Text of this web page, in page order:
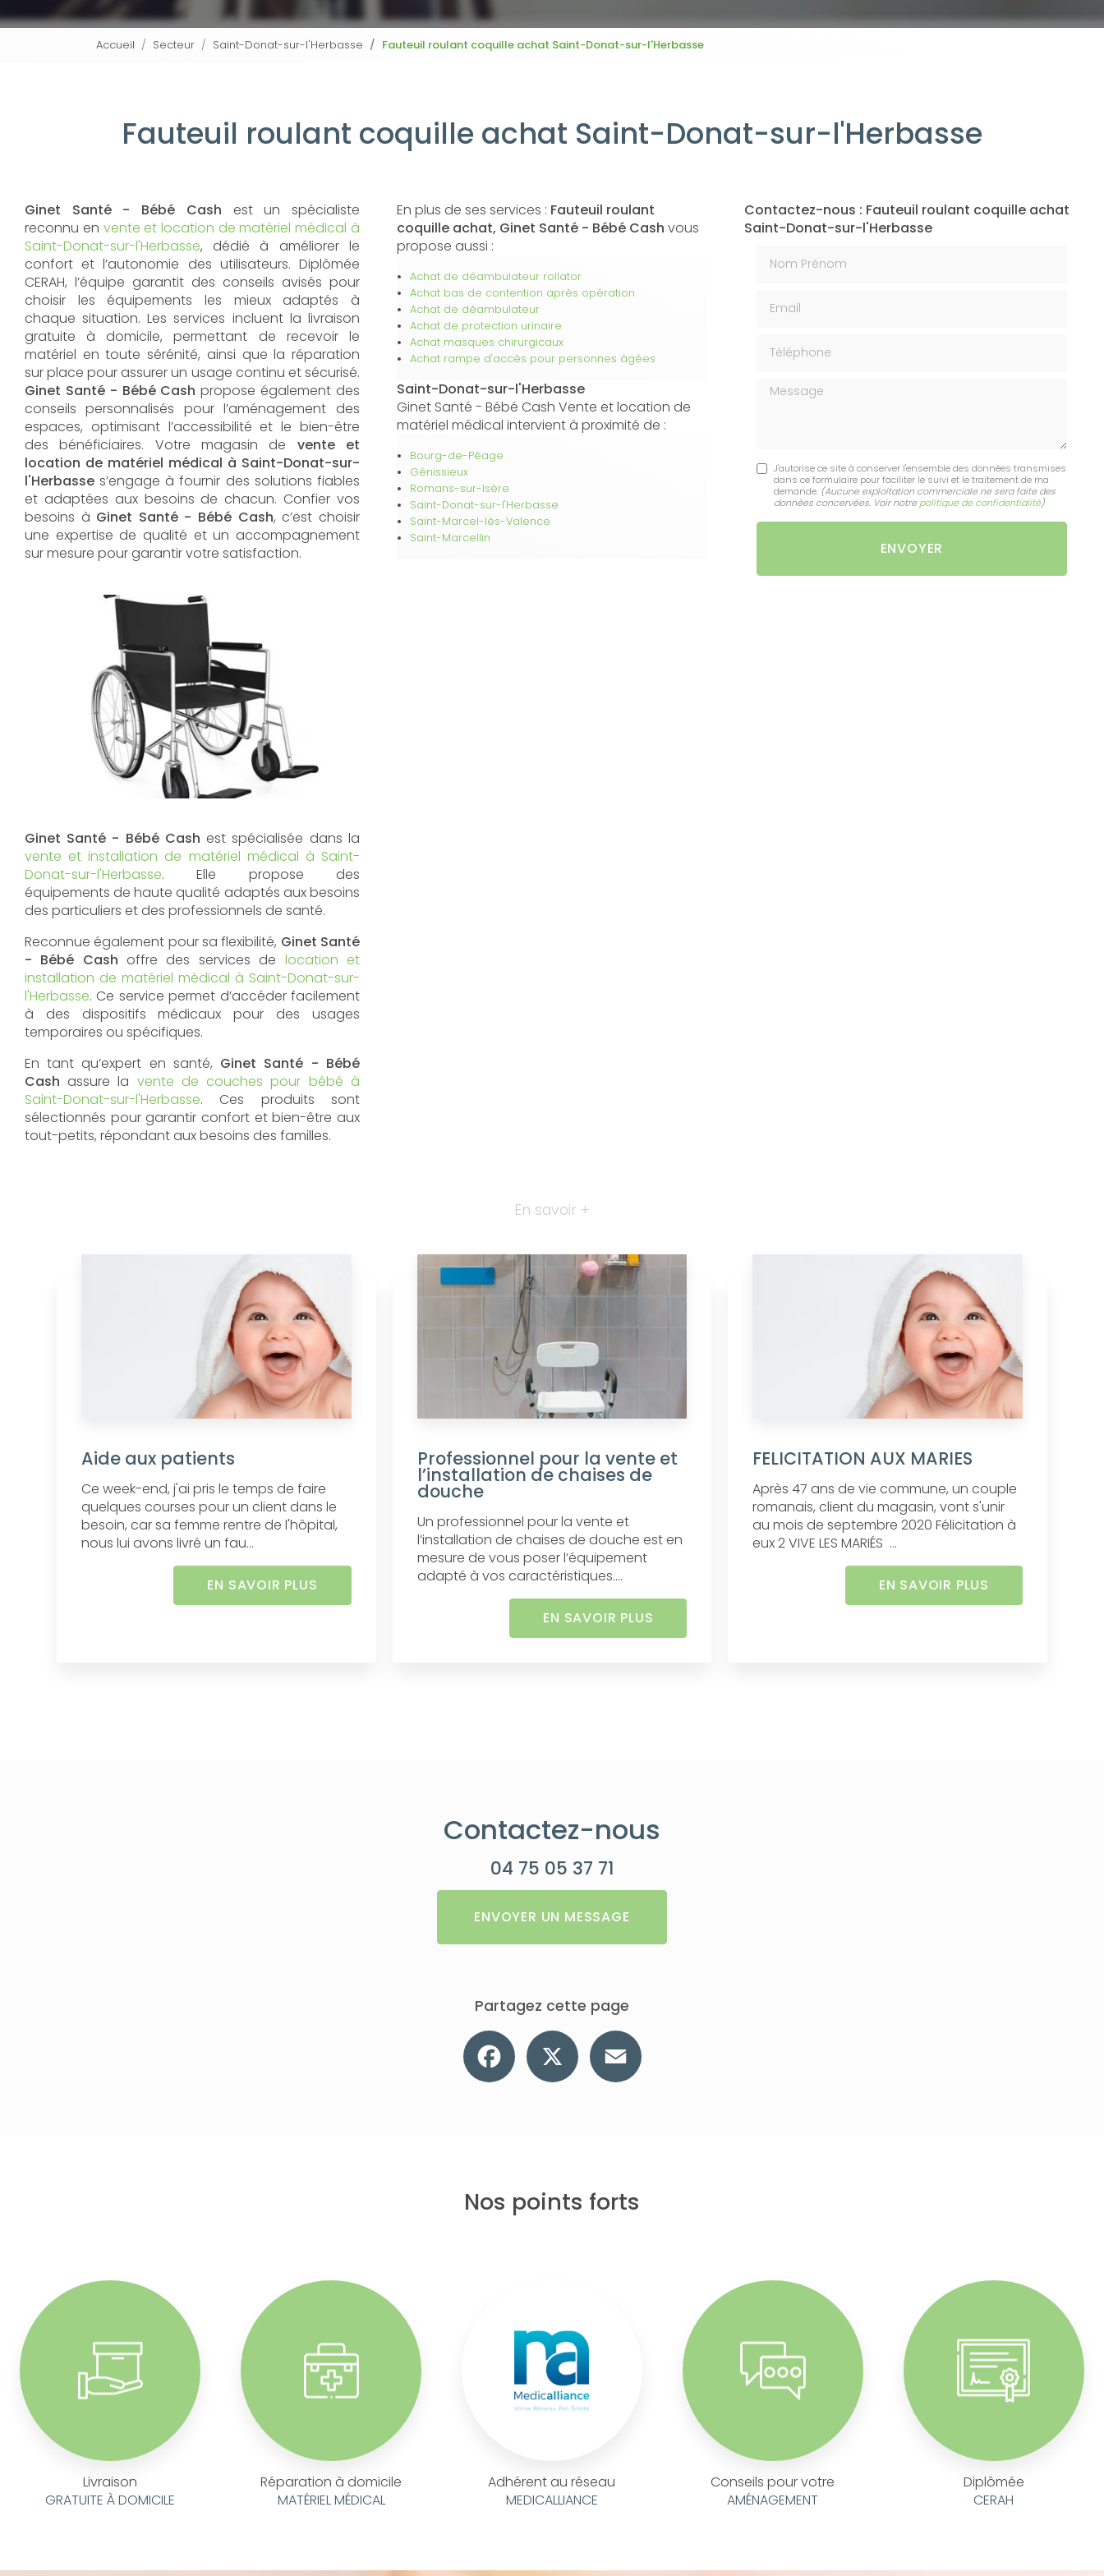
Accueil Secteur Saint-Donat-sur-l'Herbasse Fauteuil roulant coquille achat Saint-Donat-sur-l'Herbasse
Fauteuil roulant coquille achat Saint-Donat-sur-l'Herbasse
Ginet Santé - Bébé Cash est un spécialiste
reconnu en vente et location de matériel médical à
Saint-Donat-sur-l'Herbasse, dédié à améliorer le
confort et l’autonomie des utilisateurs. Diplômée
CERAH, l’équipe garantit des conseils avisés pour
choisir les équipements les mieux adaptés à
chaque situation. Les services incluent la livraison
gratuite à domicile, permettant de recevoir le
matériel en toute sérénité, ainsi que la réparation
sur place pour assurer un usage continu et sécurisé.
Ginet Santé - Bébé Cash propose également des
conseils personnalisés pour l’aménagement des
espaces, optimisant l’accessibilité et le bien-être
des bénéficiaires. Votre magasin de vente et
location de matériel médical à Saint-Donat-sur-
l'Herbasse s’engage à fournir des solutions fiables
et adaptées aux besoins de chacun. Confier vos
besoins à Ginet Santé - Bébé Cash, c’est choisir
une expertise de qualité et un accompagnement
sur mesure pour garantir votre satisfaction.
Ginet Santé - Bébé Cash est spécialisée dans la
vente et installation de matériel médical à Saint-
Donat-sur-l'Herbasse. Elle propose des
équipements de haute qualité adaptés aux besoins
des particuliers et des professionnels de santé.
Reconnue également pour sa flexibilité, Ginet Santé
- Bébé Cash offre des services de location et
installation de matériel médical à Saint-Donat-sur-
l'Herbasse. Ce service permet d’accéder facilement
à des dispositifs médicaux pour des usages
temporaires ou spécifiques.
En tant qu’expert en santé, Ginet Santé - Bébé
Cash assure la vente de couches pour bébé à
Saint-Donat-sur-l'Herbasse. Ces produits sont
sélectionnés pour garantir confort et bien-être aux
tout-petits, répondant aux besoins des familles.
En plus de ses services : Fauteuil roulant
coquille achat, Ginet Santé - Bébé Cash vous
propose aussi :
Achat de déambulateur rollator
Achat bas de contention après opération
Achat de déambulateur
Achat de protection urinaire
Achat masques chirurgicaux
Achat rampe d'accès pour personnes âgées
Saint-Donat-sur-l'Herbasse
Ginet Santé - Bébé Cash Vente et location de
matériel médical intervient à proximité de :
Bourg-de-Péage
Génissieux
Romans-sur-Isère
Saint-Donat-sur-l'Herbasse
Saint-Marcel-lès-Valence
Saint-Marcellin
Contactez-nous : Fauteuil roulant coquille achat
Saint-Donat-sur-l'Herbasse
Message
J'autorise ce site à conserver l'ensemble des données transmises
dans ce formulaire pour faciliter le suivi et le traitement de ma
demande. (Aucune exploitation commerciale ne sera faite des
données concervées. Voir notre politique de confidentialité)
En savoir +
Aide aux patients
Ce week-end, j'ai pris le temps de faire
quelques courses pour un client dans le
besoin, car sa femme rentre de l'hôpital,
nous lui avons livré un fau...
EN SAVOIR PLUS
Professionnel pour la vente et
l’installation de chaises de
douche
Un professionnel pour la vente et
l’installation de chaises de douche est en
mesure de vous poser l’équipement
adapté à vos caractéristiques....
EN SAVOIR PLUS
FELICITATION AUX MARIES
Après 47 ans de vie commune, un couple
romanais, client du magasin, vont s'unir
au mois de septembre 2020 Félicitation à
eux 2 VIVE LES MARIÉS ...
EN SAVOIR PLUS
Contactez-nous
04 75 05 37 71
ENVOYER UN MESSAGE
Partagez cette page
Facebook
Nos points forts
Livraison
GRATUITE À DOMICILE
Réparation à domicile
MATÉRIEL MÉDICAL
Adhérent au réseau
MEDICALLIANCE
Conseils pour votre
AMÉNAGEMENT
Diplômée
CERAH